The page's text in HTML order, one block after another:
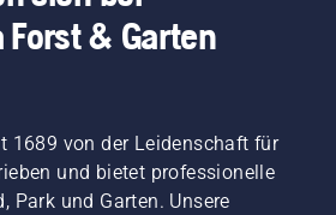
& Garten
1689 von der Leidenschaft für
und bietet professionelle
Park und Garten. Unsere